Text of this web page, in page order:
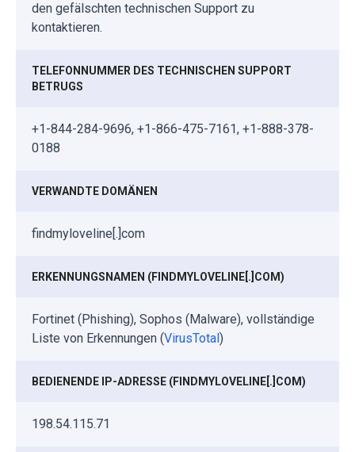
den gefälschten technischen Support zu
kontaktieren.
TELEFONNUMMER DES TECHNISCHEN SUPPORT
BETRUGS
+1-844-284-9696, +1-866-475-7161, +1-888-378-
0188
VERWANDTE DOMÄNEN
findmyloveline[.]com
ERKENNUNGSNAMEN (FINDMYLOVELINE[.]COM)
Fortinet (Phishing), Sophos (Malware), vollständige
Liste von Erkennungen (VirusTotal)
BEDIENENDE IP-ADRESSE (FINDMYLOVELINE[.]COM)
198.54.115.71